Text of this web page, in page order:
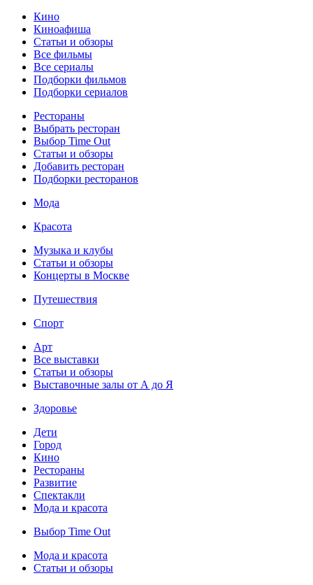
Кино
Киноафиша
Статьи и обзоры
Все фильмы
Все сериалы
Подборки фильмов
Подборки сериалов
Рестораны
Выбрать ресторан
Выбор Time Out
Статьи и обзоры
Добавить ресторан
Подборки ресторанов
Мода
Красота
Музыка и клубы
Статьи и обзоры
Концерты в Москве
Путешествия
Спорт
Арт
Все выставки
Статьи и обзоры
Выставочные залы от А до Я
Здоровье
Дети
Город
Кино
Рестораны
Развитие
Спектакли
Мода и красота
Выбор Time Out
Мода и красота
Статьи и обзоры